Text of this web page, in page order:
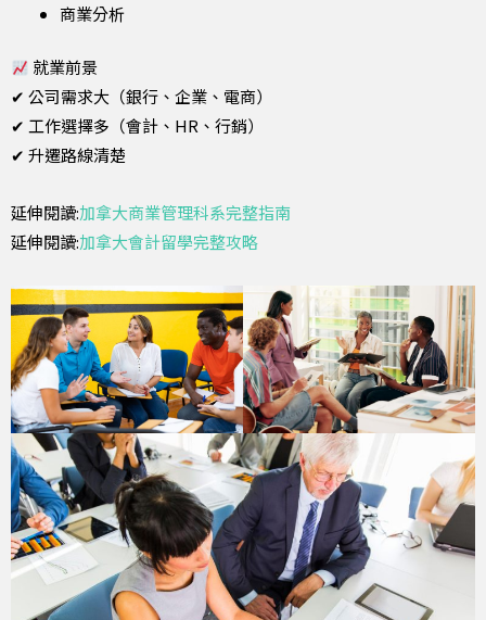
商業分析
就業前景
✔ 公司需求大（銀行、企業、電商）
✔ 工作選擇多（會計、HR、行銷）
✔ 升遷路線清楚
延伸閱讀:加拿大商業管理科系完整指南
延伸閱讀:加拿大會計留學完整攻略